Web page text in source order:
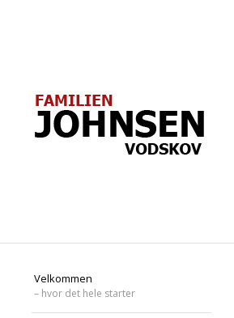
Velkommen
– hvor det hele starter